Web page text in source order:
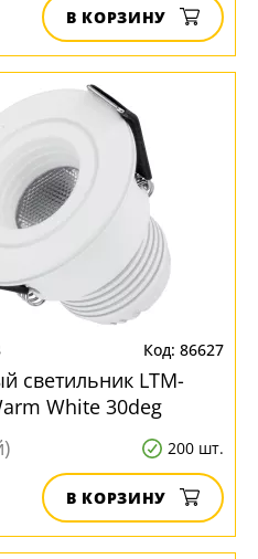
В КОРЗИНУ
86627
светильник LTM-
White 30deg
200 шт.
В КОРЗИНУ